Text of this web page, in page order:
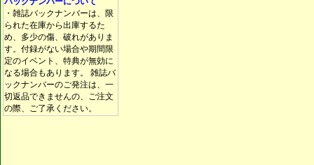
・雑誌バックナンバーは、限
られた在庫から出庫するた
め、多少の傷、破れがありま
す。付録がない場合や期間限
定のイベント、特典が無効に
なる場合もあります。 雑誌バ
ックナンバーのご発注は、一
切返品できませんの、ご注文
の際、ご了承ください。